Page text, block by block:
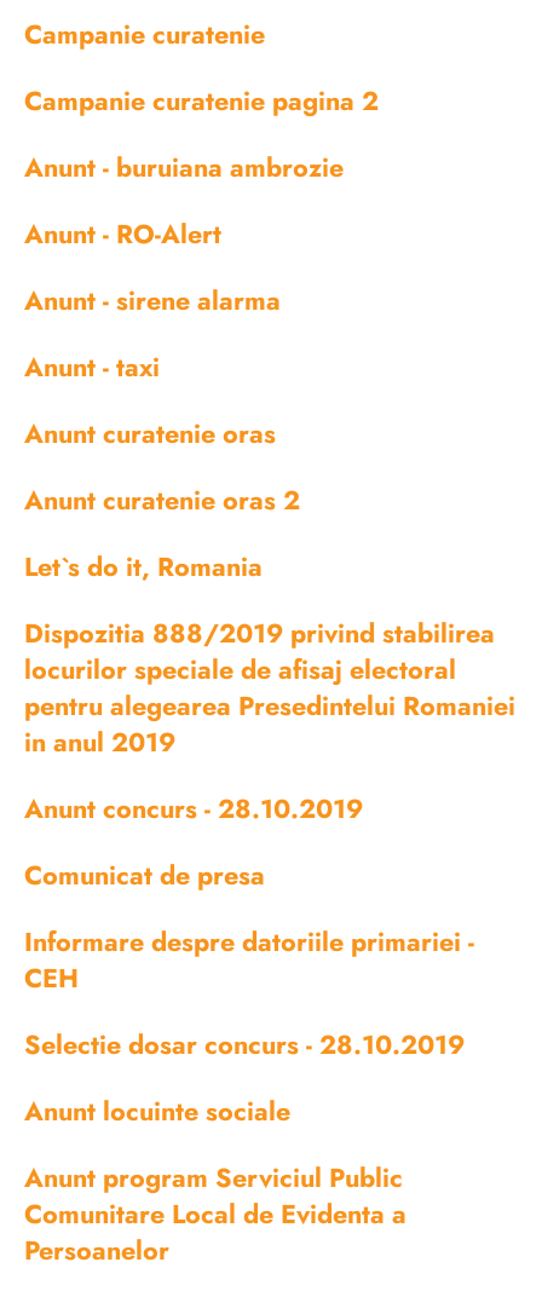
Campanie curatenie
Campanie curatenie pagina 2
Anunt - buruiana ambrozie
Anunt - RO-Alert
Anunt - sirene alarma
Anunt - taxi
Anunt curatenie oras
Anunt curatenie oras 2
Let`s do it, Romania
Dispozitia 888/2019 privind stabilirea
locurilor speciale de afisaj electoral
pentru alegearea Presedintelui Romaniei
in anul 2019
Anunt concurs - 28.10.2019
Comunicat de presa
Informare despre datoriile primariei -
CEH
Selectie dosar concurs - 28.10.2019
Anunt locuinte sociale
Anunt program Serviciul Public
Comunitare Local de Evidenta a
Persoanelor